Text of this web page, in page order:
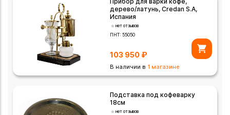
дерево/латунь, Credan S.A,
Испания
нет отзывов
ПНТ:55050
103 950 ₽
В наличии в 1 магазине
Подставка под кофеварку
18см
нет отзывов